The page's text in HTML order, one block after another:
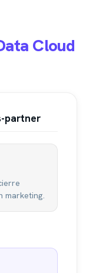
Cloud
partner
marketing.